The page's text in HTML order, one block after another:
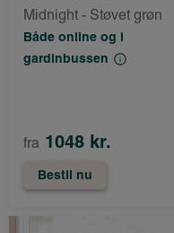
Midnight - Støvet grøn
Både online og i
gardinbussen
fra 1048 kr.
Bestil nu